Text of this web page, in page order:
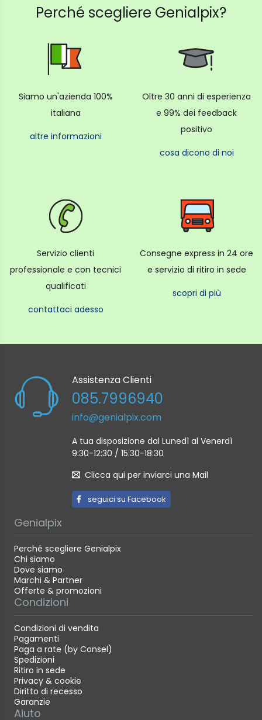
Perché scegliere Genialpix?
Siamo un'azienda 100%
italiana
altre informazioni
Oltre 30 anni di esperienza
e 99% dei feedback
positivo
cosa dicono di noi
Servizio clienti
professionale e con tecnici
qualificati
contattaci adesso
Consegne express in 24 ore
e servizio di ritiro in sede
scopri di più
Assistenza Clienti
085.7996940
info@genialpix.com
A tua disposizione dal Lunedì al Venerdì
9:30-12:30 / 15:30-18:30
Clicca qui per inviarci una Mail
seguici su Facebook
Genialpix
Perché scegliere Genialpix
Chi siamo
Dove siamo
Marchi & Partner
Offerte & promozioni
Condizioni
Condizioni di vendita
Pagamenti
Paga a rate (by Consel)
Spedizioni
Ritiro in sede
Privacy & cookie
Diritto di recesso
Garanzie
Aiuto